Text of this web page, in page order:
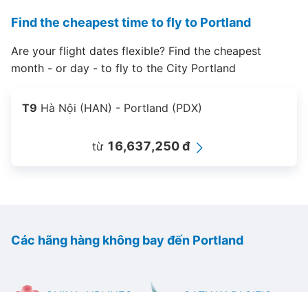
Find the cheapest time to fly to Portland
Are your flight dates flexible? Find the cheapest
month - or day - to fly to the City Portland
T9 Hà Nội (HAN) - Portland (PDX)
từ 16,637,250 đ
Các hãng hàng không bay đến Portland